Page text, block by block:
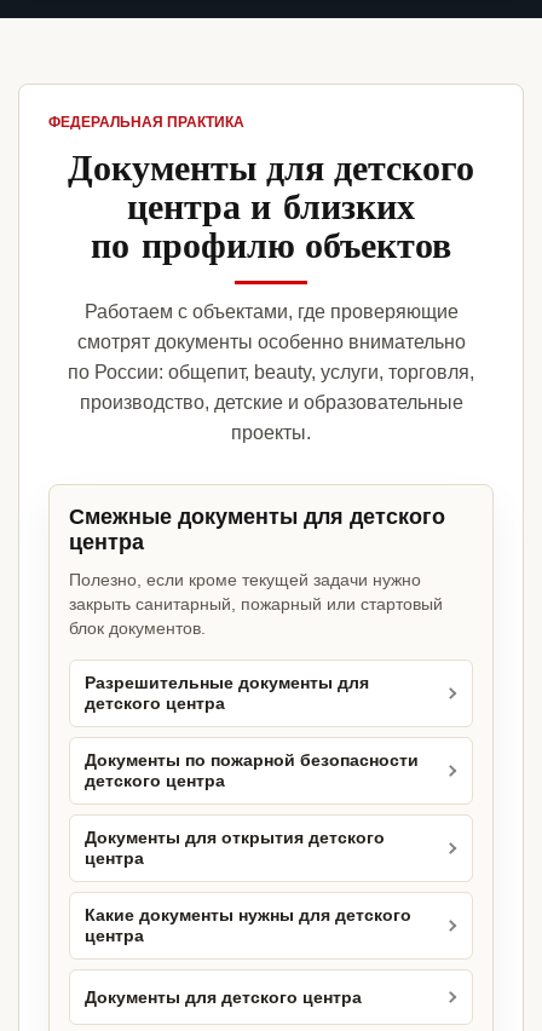
ФЕДЕРАЛЬНАЯ ПРАКТИКА
Документы для детского
центра и близких
по профилю объектов
Работаем с объектами, где проверяющие
смотрят документы особенно внимательно
по России: общепит, beauty, услуги, торговля,
производство, детские и образовательные
проекты.
Смежные документы для детского
центра
Полезно, если кроме текущей задачи нужно
закрыть санитарный, пожарный или стартовый
блок документов.
Разрешительные документы для
детского центра
Документы по пожарной безопасности
детского центра
Документы для открытия детского
центра
Какие документы нужны для детского
центра
Документы для детского центра